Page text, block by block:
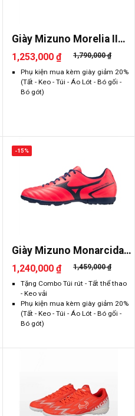
Giày Mizuno Morelia II
Club ..
1,253,000 ₫ 1,790,000 ₫
Phụ kiện mua kèm giày giảm 20%
(Tất - Keo - Túi - Áo Lót - Bó gối -
Bó gót)
Giày Mizuno Monarcida
Neo 2 ..
1,240,000 ₫ 1,459,000 ₫
-15%
Tặng Combo Túi rút - Tất thể thao
- Keo vải
Phụ kiện mua kèm giày giảm 20%
(Tất - Keo - Túi - Áo Lót - Bó gối -
Bó gót)